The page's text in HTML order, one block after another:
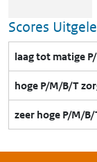
P PBTScore
Scores
laag tot matige
hoge P/M/B/T
zeer hoge P/M/